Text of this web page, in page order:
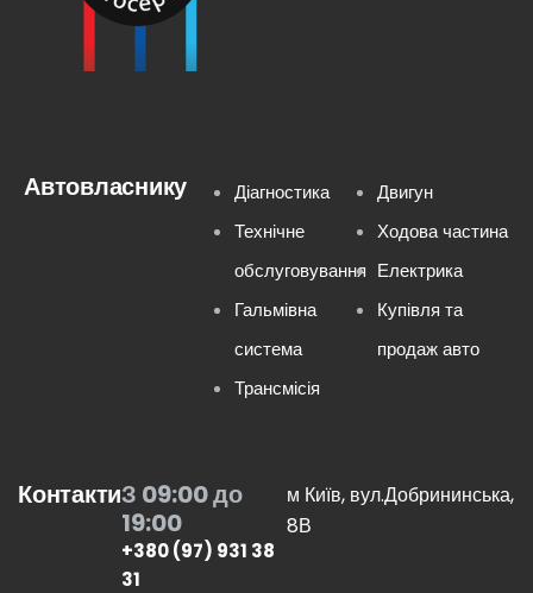
Автовласнику
Діагностика
Технічне
обслуговування
Гальмівна
система
Трансмісія
Двигун
Ходова частина
Електрика
Купівля та
продаж авто
КонтактиЗ 09:00 до
19:00
+380 (97) 931 38
31
м Київ, вул.Добрининська,
8В